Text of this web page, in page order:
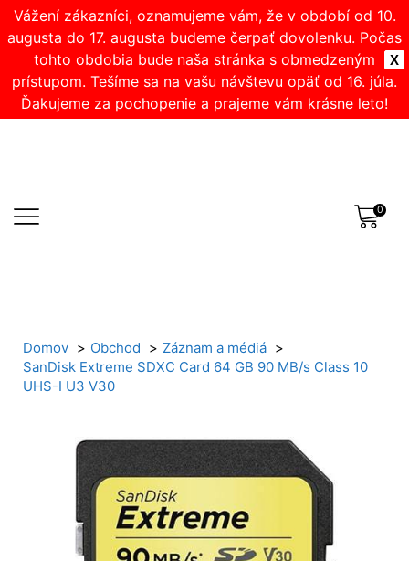
X
Vážení zákazníci, oznamujeme vám, že v období od 10.
augusta do 17. augusta budeme čerpať dovolenku. Počas
tohto obdobia bude naša stránka s obmedzeným
prístupom. Tešíme sa na vašu návštevu opäť od 16. júla.
Ďakujeme za pochopenie a prajeme vám krásne leto!
0
Domov Obchod
Záznam a médiá
SanDisk Extreme SDXC Card 64 GB 90 MB/s Class 10
UHS-I U3 V30